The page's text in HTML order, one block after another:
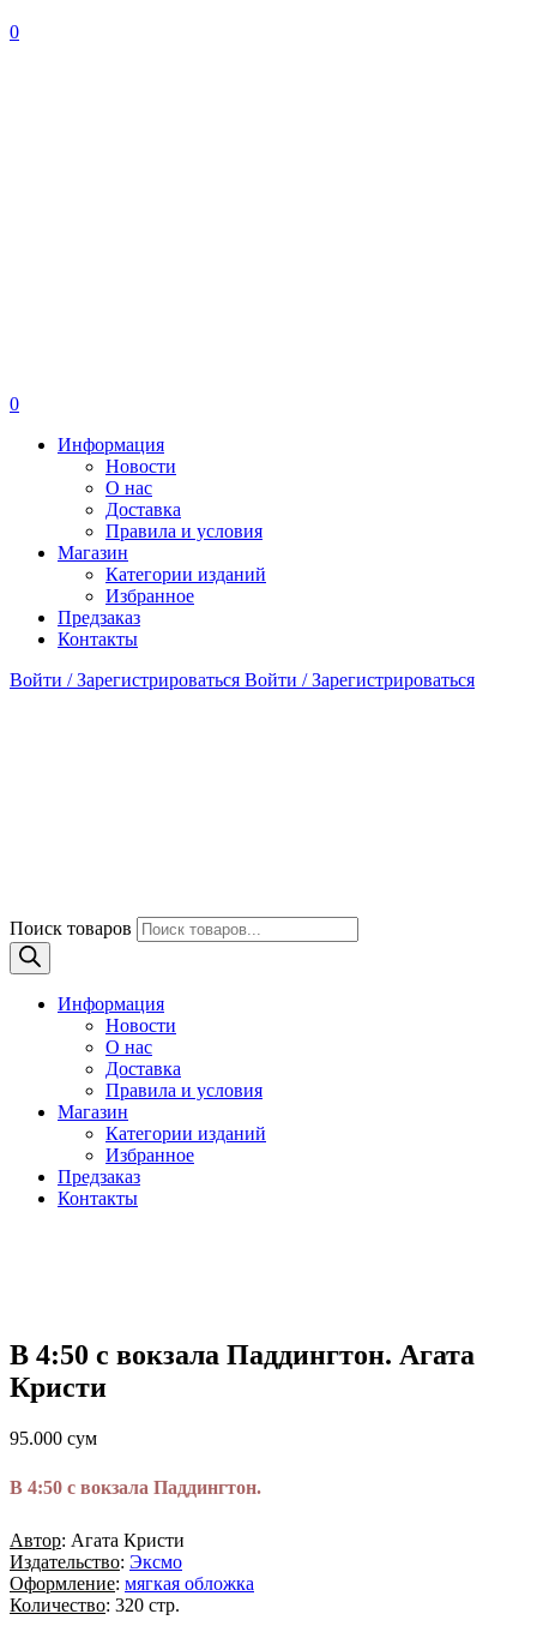
0
0
Информация
Новости
О нас
Доставка
Правила и условия
Магазин
Категории изданий
Избранное
Предзаказ
Контакты
Войти / Зарегистрироваться Войти / Зарегистрироваться
Поиск товаров
Информация
Новости
О нас
Доставка
Правила и условия
Магазин
Категории изданий
Избранное
Предзаказ
Контакты
В 4:50 с вокзала Паддингтон. Агата
Кристи
95.000 сум
В 4:50 с вокзала Паддингтон.
Автор: Агата Кристи
Издательство: Эксмо
Оформление: мягкая обложка
Количество: 320 стр.